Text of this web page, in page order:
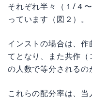
それぞれ半々（１/４
っています（図２）。
インストの場合は、
てとなり、また共作
の人数で等分されるの
これらの配分率は、当